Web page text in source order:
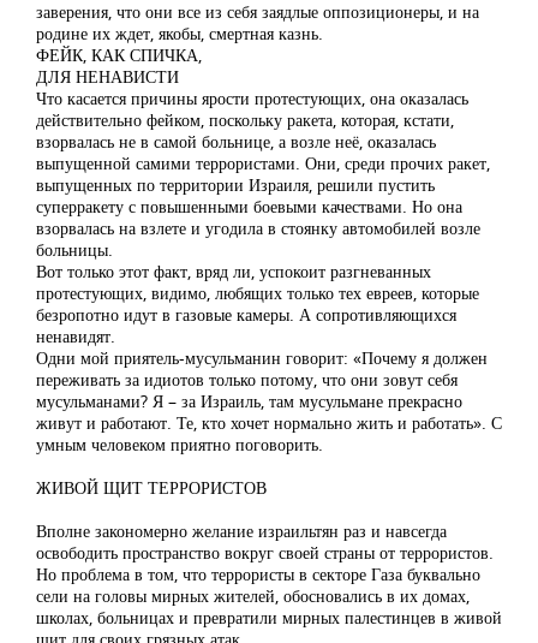
заверения, что они все из себя заядлые оппозиционеры, и на
родине их ждет, якобы, смертная казнь.
ФЕЙК, КАК СПИЧКА,
ДЛЯ НЕНАВИСТИ
Что касается причины ярости протестующих, она оказалась
действительно фейком, поскольку ракета, которая, кстати,
взорвалась не в самой больнице, а возле неё, оказалась
выпущенной самими террористами. Они, среди прочих ракет,
выпущенных по территории Израиля, решили пустить
суперракету с повышенными боевыми качествами. Но она
взорвалась на взлете и угодила в стоянку автомобилей возле
больницы.
Вот только этот факт, вряд ли, успокоит разгневанных
протестующих, видимо, любящих только тех евреев, которые
безропотно идут в газовые камеры. А сопротивляющихся
ненавидят.
Одни мой приятель-мусульманин говорит: «Почему я должен
переживать за идиотов только потому, что они зовут себя
мусульманами? Я – за Израиль, там мусульмане прекрасно
живут и работают. Те, кто хочет нормально жить и работать». С
умным человеком приятно поговорить.
ЖИВОЙ ЩИТ ТЕРРОРИСТОВ
Вполне закономерно желание израильтян раз и навсегда
освободить пространство вокруг своей страны от террористов.
Но проблема в том, что террористы в секторе Газа буквально
сели на головы мирных жителей, обосновались в их домах,
школах, больницах и превратили мирных палестинцев в живой